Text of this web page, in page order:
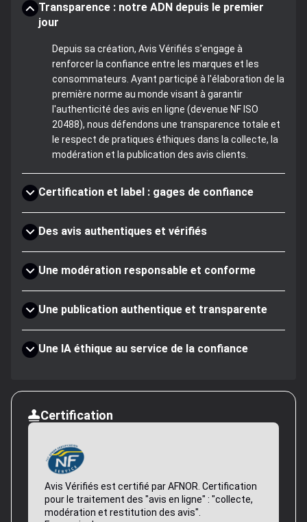
Transparence : notre ADN depuis le premier
jour
Depuis sa création, Avis Vérifiés s'engage à
renforcer la confiance entre les marques et les
consommateurs. Ayant participé à l'élaboration de la
première norme au monde visant à garantir
l'authenticité des avis en ligne (devenue NF ISO
20488), nous défendons une transparence totale et
le respect de pratiques éthiques dans la collecte, la
modération et la publication des avis clients.
Certification et label : gages de confiance
Des avis authentiques et vérifiés
Une modération responsable et conforme
Une publication authentique et transparente
Une IA éthique au service de la confiance
Certification
Avis Vérifiés est certifié par AFNOR. Certification
pour le traitement des "avis en ligne" : "collecte,
modération et restitution des avis".